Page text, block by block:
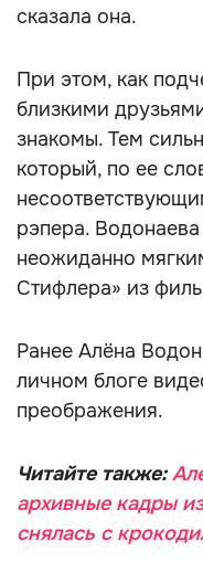
сказала она.
При этом, как
близкими
знакомы. Тем
который, по ее
рэпера.
неожиданно
Стифлера» из
Ранее Алёна
личном блоге
преображения.
Читайте также:
архивные кадры
снялась с